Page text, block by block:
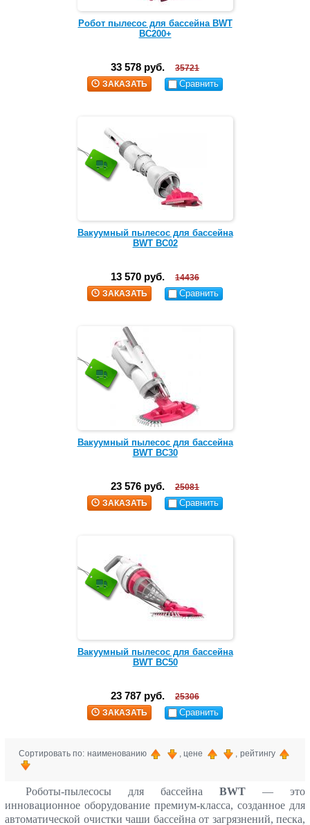
Робот пылесос для бассейна BWT
ВС200+
33 578 руб.
35721
ЗАКАЗАТЬ
Сравнить
Вакуумный пылесос для бассейна
BWT ВС02
13 570 руб.
14436
ЗАКАЗАТЬ
Сравнить
Вакуумный пылесос для бассейна
BWT ВС30
23 576 руб.
25081
ЗАКАЗАТЬ
Сравнить
Вакуумный пылесос для бассейна
BWT ВС50
23 787 руб.
25306
ЗАКАЗАТЬ
Сравнить
Сортировать по: наименованию , цене , рейтингу
Роботы-пылесосы для бассейна BWT — это
инновационное оборудование премиум-класса, созданное для
автоматической очистки чаши бассейна от загрязнений, песка,